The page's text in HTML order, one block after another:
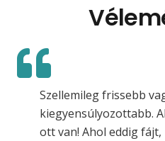
Szellemileg frissebb
kiegyensúlyozottabb.
ott van! Ahol eddig fájt,